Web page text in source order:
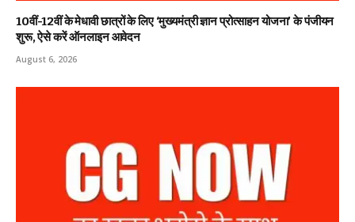
10वीं-12वीं के मेधावी छात्रों के लिए ‘मुख्यमंत्री ज्ञान प्रोत्साहन योजना’ के पंजीयन
शुरू, ऐसे करें ऑनलाइन आवेदन
August 6, 2026